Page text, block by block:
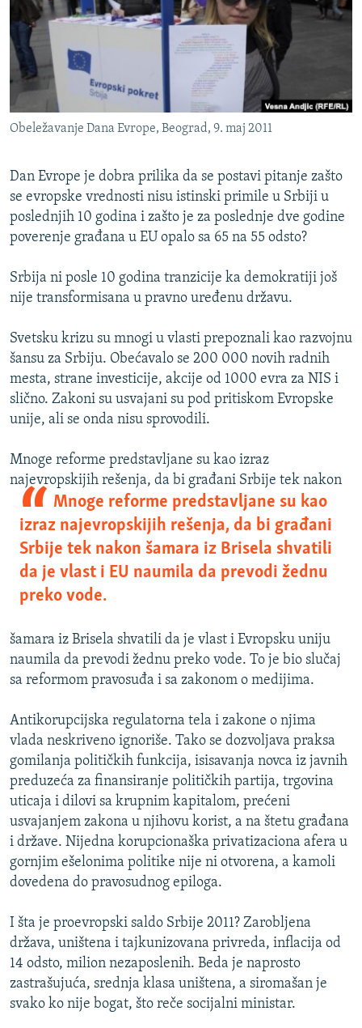
ISPRIČAJ MI
DNEVNO@RSE
SPECIJALI RSE
VIŠE OD NASLOVA
GENOCID U SREBRENICI
TV LIBERTY
POST SCRIPTUM
MOJA EVROPA
TRI DECENIJE OD RATA U BIH
NASTANAK I RASPAD JUGOSLAVIJE
PRATITE NAS
Sve RFE/RL stranice
Obeležavanje Dana Evrope, Beograd, 9. maj 2011
Dan Evrope je dobra prilika da se postavi pitanje zašto
se evropske vrednosti nisu istinski primile u Srbiji u
poslednjih 10 godina i zašto je za poslednje dve godine
poverenje građana u EU opalo sa 65 na 55 odsto?
Srbija ni posle 10 godina tranzicije ka demokratiji još
nije transformisana u pravno uređenu državu.
Svetsku krizu su mnogi u vlasti prepoznali kao razvojnu
šansu za Srbiju. Obećavalo se 200 000 novih radnih
mesta, strane investicije, akcije od 1000 evra za NIS i
slično. Zakoni su usvajani su pod pritiskom Evropske
unije, ali se onda nisu sprovodili.
Mnoge reforme predstavljane su kao izraz
najevropskijih rešenja, da bi
Mnoge reforme predstavljane su kao
izraz najevropskijih rešenja, da bi građani
Srbije tek nakon šamara iz Brisela shvatili
da je vlast i EU naumila da prevodi žednu
preko vode.
građani Srbije tek nakon
šamara iz Brisela shvatili da je vlast i Evropsku uniju
naumila da prevodi žednu preko vode. To je bio slučaj
sa reformom pravosuđa i sa zakonom o medijima.
Antikorupcijska regulatorna tela i zakone o njima
vlada neskriveno ignoriše. Tako se dozvoljava praksa
gomilanja političkih funkcija, isisavanja novca iz javnih
preduzeća za finansiranje političkih partija, trgovina
uticaja i dilovi sa krupnim kapitalom, prećeni
usvajanjem zakona u njihovu korist, a na štetu građana
i države. Nijedna korupcionaška privatizaciona afera u
gornjim ešelonima politike nije ni otvorena, a kamoli
dovedena do pravosudnog epiloga.
I šta je proevropski saldo Srbije 2011? Zarobljena
država, uništena i tajkunizovana privreda, inflacija od
14 odsto, milion nezaposlenih. Beda je naprosto
zastrašujuća, srednja klasa uništena, a siromašan je
svako ko nije bogat, što reče socijalni ministar.